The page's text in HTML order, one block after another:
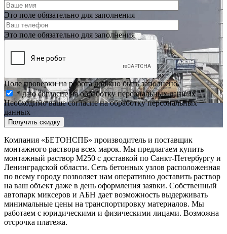
Это поле обязательно для заполнения
Это поле обязательно для заполнения
Поле проверки на робота должно быть заполнено.
* даю согласие на обработку персональных данных
Необходимо ваше согласие на обработку персональных
данных
Получить скидку
Компания «БЕТОНСПБ» производитель и поставщик
монтажного раствора всех марок. Мы предлагаем купить
монтажный раствор М250 с доставкой по Санкт-Петербургу и
Ленинградской области. Сеть бетонных узлов расположенная
по всему городу позволяет нам оперативно доставить раствор
на ваш объект даже в день оформления заявки. Собственный
автопарк миксеров и АБН дает возможность выдерживать
минимальные цены на транспортировку материалов. Мы
работаем с юридическими и физическими лицами. Возможна
отсрочка платежа.